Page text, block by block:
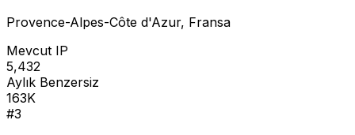
Provence-Alpes-Côte d'Azur, Fransa
Mevcut IP
5,432
Aylık Benzersiz
163K
#3